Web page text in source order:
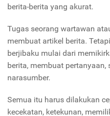
berita-berita yang akurat.
Tugas seorang wartawan
membuat artikel berita.
berjibaku mulai dari
berita, membuat pertanyaan,
narasumber.
Semua itu harus dilakukan
kecekatan, ketekunan,